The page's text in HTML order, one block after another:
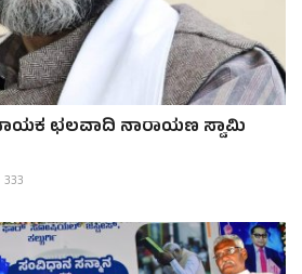
ಛಲವಾದಿ ನಾರಾಯಣ ಸ್ವಾಮಿ
333